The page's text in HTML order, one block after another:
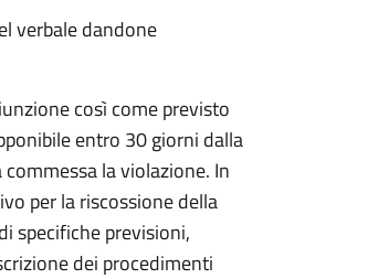
verbale dandone
così come previsto
entro 30 giorni dalla
la violazione. In
per la riscossione della
specifiche previsioni,
dei procedimenti